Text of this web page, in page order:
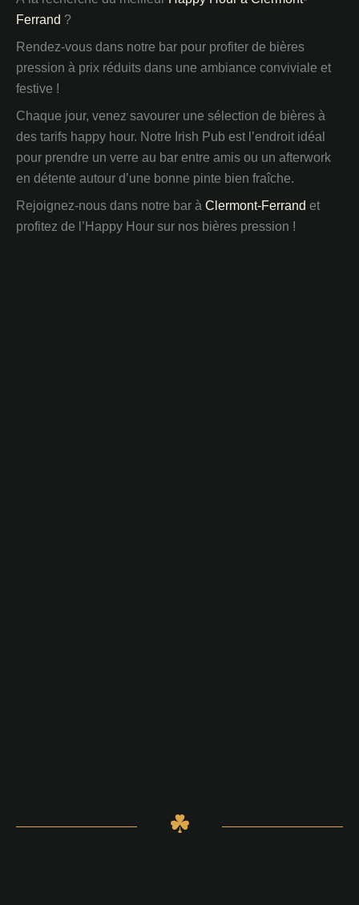
Ferrand ?
Rendez-vous dans notre bar pour profiter de bières
pression à prix réduits dans une ambiance conviviale et
festive !
Chaque jour, venez savourer une sélection de bières à
des tarifs happy hour. Notre Irish Pub est l’endroit idéal
pour prendre un verre au bar entre amis ou un afterwork
en détente autour d’une bonne pinte bien fraîche.
Rejoignez-nous dans notre bar à Clermont-Ferrand et
profitez de l’Happy Hour sur nos bières pression !